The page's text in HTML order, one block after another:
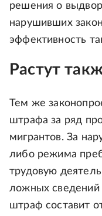
решения о
нарушивших
эффективность
Растут
Тем же
штрафа за ряд
мигрантов. За
либо режима
трудовую
ложных сведений
штраф составит